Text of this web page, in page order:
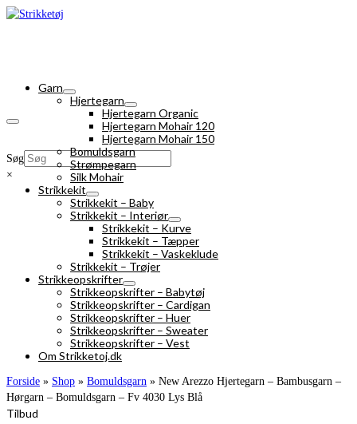
Søg
×
Garn
Hjertegarn
Hjertegarn Organic
Hjertegarn Mohair 120
Hjertegarn Mohair 150
Bomuldsgarn
Strømpegarn
Silk Mohair
Strikkekit
Strikkekit – Baby
Strikkekit – Interiør
Strikkekit – Kurve
Strikkekit – Tæpper
Strikkekit – Vaskeklude
Strikkekit – Trøjer
Strikkeopskrifter
Strikkeopskrifter – Babytøj
Strikkeopskrifter – Cardigan
Strikkeopskrifter – Huer
Strikkeopskrifter – Sweater
Strikkeopskrifter – Vest
Om Strikketoj.dk
Forside » Shop » Bomuldsgarn » New Arezzo Hjertegarn – Bambusgarn –
Hørgarn – Bomuldsgarn – Fv 4030 Lys Blå
Tilbud